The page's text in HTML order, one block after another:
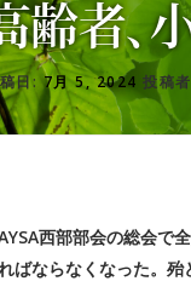
齢者、
日: 7月 5, 2024 投稿
西部部会の総会で
ばならなくなった。殆